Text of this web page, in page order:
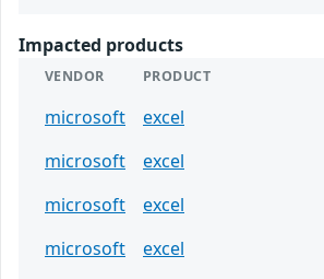
Impacted products
VENDOR PRODUCT
microsoft excel
microsoft
excel
microsoft
excel
microsoft
excel